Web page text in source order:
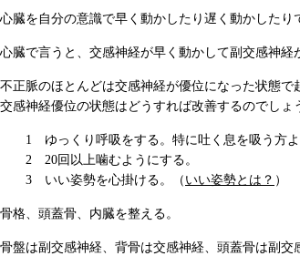
心臓を自分の意識で早く動かしたり遅く動かしたり
心臓で言うと、交感神経が早く動かして副交感神経
不正脈のほとんどは交感神経が優位になった状態で
交感神経優位の状態はどうすれば改善するのでしょ
ゆっくり呼吸をする。特に吐く息を吸う方よ
20回以上噛むようにする。
いい姿勢を心掛ける。（ いい姿勢とは？ ）
骨格、頭蓋骨、内臓を整える。
骨盤は副交感神経、背骨は交感神経、頭蓋骨は副